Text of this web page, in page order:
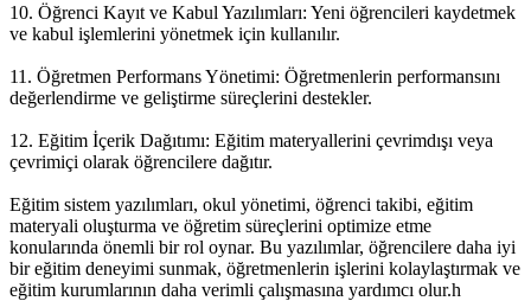
10. Öğrenci Kayıt ve Kabul Yazılımları: Yeni öğrencileri kaydetmek
ve kabul işlemlerini yönetmek için kullanılır.
11. Öğretmen Performans Yönetimi: Öğretmenlerin performansını
değerlendirme ve geliştirme süreçlerini destekler.
12. Eğitim İçerik Dağıtımı: Eğitim materyallerini çevrimdışı veya
çevrimiçi olarak öğrencilere dağıtır.
Eğitim sistem yazılımları, okul yönetimi, öğrenci takibi, eğitim
materyali oluşturma ve öğretim süreçlerini optimize etme
konularında önemli bir rol oynar. Bu yazılımlar, öğrencilere daha iyi
bir eğitim deneyimi sunmak, öğretmenlerin işlerini kolaylaştırmak ve
eğitim kurumlarının daha verimli çalışmasına yardımcı olur.h